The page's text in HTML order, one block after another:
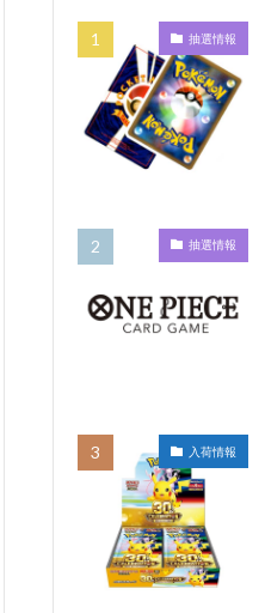
抽選情報
抽選情報
入荷情報